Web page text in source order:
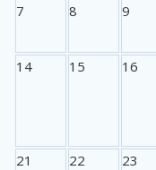
7 8 9
14 15 16
21 22 23